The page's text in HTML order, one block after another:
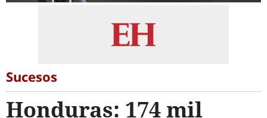
Sucesos
Honduras: 174 mil